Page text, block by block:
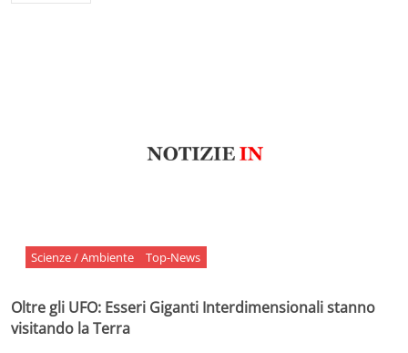
Scienze / Ambiente Top-News
Oltre gli UFO: Esseri Giganti Interdimensionali stanno
visitando la Terra